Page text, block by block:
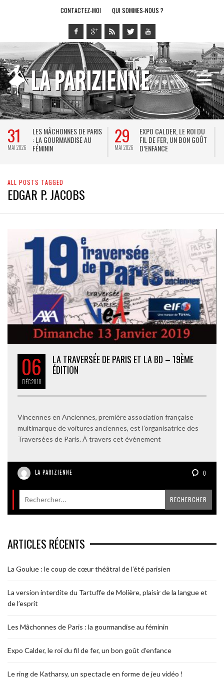
CONTACTEZ-MOI QUI SOMMES-NOUS ?
31
MAI 2026
LES MÂCHONNES DE PARIS
: LA GOURMANDISE AU
FÉMININ
29
MAI 2026
EXPO CALDER, LE ROI DU
FIL DE FER, UN BON GOÛT
D’ENFANCE
ALL POSTS TAGGED
EDGAR P. JACOBS
06
DÉC2018
LA TRAVERSÉE DE PARIS ET LA BD – 19ÈME
ÉDITION
Vincennes en Anciennes, première association française
multimarque de voitures anciennes, est l’organisatrice des
Traversées de Paris. À travers cet événement
LA PARIZIENNE 0
ARTICLES RÉCENTS
La Goulue : le coup de cœur théâtral de l’été parisien
La version interdite du Tartuffe de Molière, plaisir de la langue et
de l’esprit
Les Mâchonnes de Paris : la gourmandise au féminin
Expo Calder, le roi du fil de fer, un bon goût d’enfance
Le ring de Katharsy, un spectacle en forme de jeu vidéo !